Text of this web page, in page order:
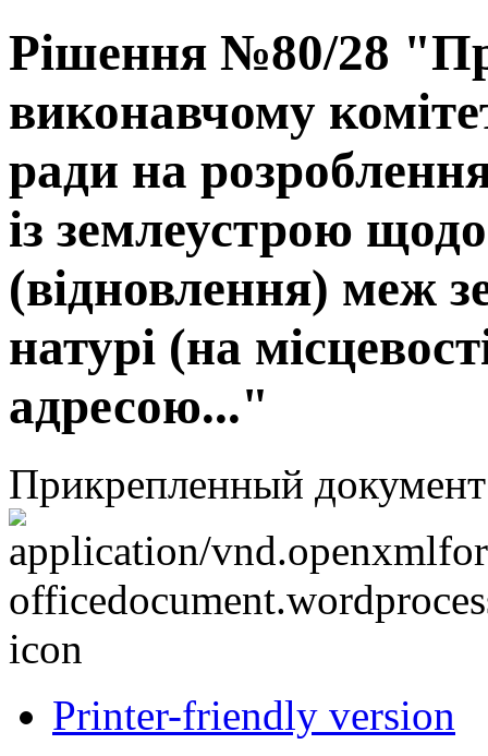
Рішення №80/28
виконавчому
ради на
із землеустрою
(відновлення) меж
натурі (на
адресою..."
Прикрепленный
Printer-friendly version